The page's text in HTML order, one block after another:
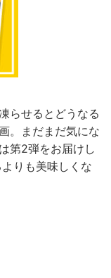
らせるとどうなる
。まだまだ気にな
第2弾をお届けし
りも美味しくな